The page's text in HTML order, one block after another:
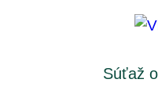
Súťaž